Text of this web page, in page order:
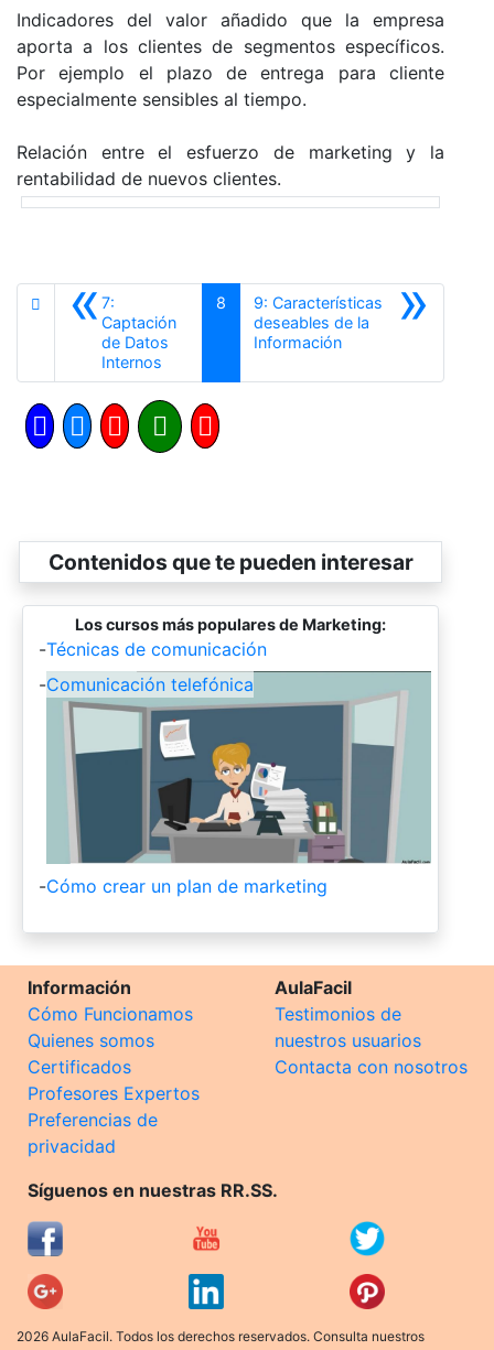
Indicadores del valor añadido que la empresa
aporta a los clientes de segmentos específicos.
Por ejemplo el plazo de entrega para cliente
especialmente sensibles al tiempo.
Relación entre el esfuerzo de marketing y la
rentabilidad de nuevos clientes.
«7:
Captación
de Datos
Internos
8 »
9: Características
deseables de la
InformaciónSiguiente
Contenidos que te pueden interesar
Los cursos más populares de Marketing:
-Técnicas de comunicación
-Comunicación telefónica
-Cómo crear un plan de marketing
Información
Cómo Funcionamos
Quienes somos
Certificados
Profesores Expertos
Preferencias de
privacidad
AulaFacil
Testimonios de
nuestros usuarios
Contacta con nosotros
Síguenos en nuestras RR.SS.
2026 AulaFacil. Todos los derechos reservados. Consulta nuestros